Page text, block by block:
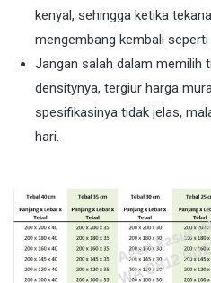
kenyal, sehingga ketika
mengembang kembali seperti
Jangan salah dalam memilih
densitynya, tergiur harga
spesifikasinya tidak jelas,
hari.